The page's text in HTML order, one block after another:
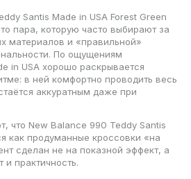
Santis Made in USA Forest Green
пара, которую часто выбирают за
материалов и «правильной»
По ощущениям
in USA хорошо раскрывается
в ней комфортно проводить весь
аккуратным даже при
что New Balance 990 Teddy Santis
как продуманные кроссовки «на
сделан не на показной эффект, а
практичность.